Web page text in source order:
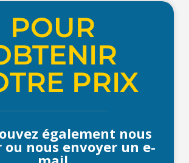
POUR
PRIX
également nous
ou nous envoyer un e-